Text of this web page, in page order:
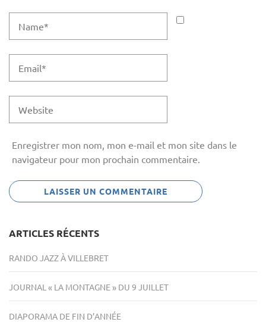
Enregistrer mon nom, mon e-mail et mon site dans le
navigateur pour mon prochain commentaire.
ARTICLES RÉCENTS
RANDO JAZZ À VILLEBRET
JOURNAL « LA MONTAGNE » DU 9 JUILLET
DIAPORAMA DE FIN D’ANNÉE